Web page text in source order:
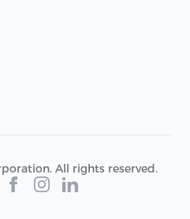
All rights reserved.